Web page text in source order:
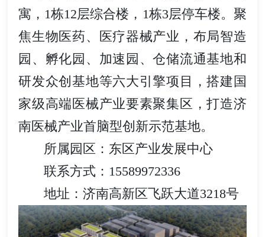
寓，1栋12层综合楼，1栋3层停车楼。聚
焦生物医药、医疗器械产业，布局智造
园、孵化园、加速园、仓储流通基地和
研发众创基地等六大引擎项目，搭建国
家级高端医械产业要素聚集区，打造济
南医械产业首脑型创新示范基地。
所属园区：东区产业发展中心
联系方式：15589972336
地址：济南高新区飞跃大道3218号